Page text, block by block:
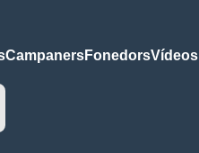
CampanersFonedorsVídeos